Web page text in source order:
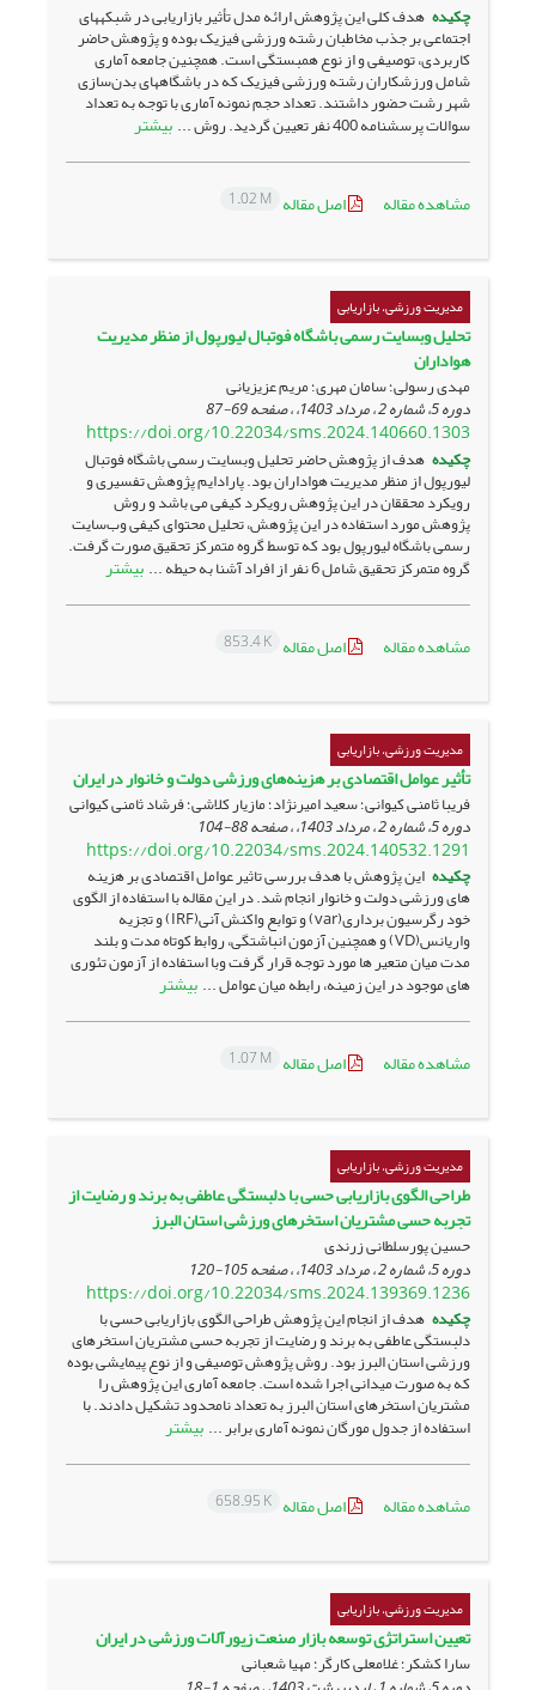
چکیده هدف کلی این پژوهش ارائه مدل تأثیر بازاریابی در شبکه­های
اجتماعی بر جذب مخاطبان رشته ورزشی فیزیک بوده و پژوهش حاضر
کاربردی، توصیفی و از نوع همبستگی است. همچنین جامعه آماری
شامل ورزشکاران رشته ورزشی فیزیک که در باشگاه­های بدن‌سازی
شهر رشت حضور داشتند. تعداد حجم نمونه آماری با توجه به تعداد
سوالات پرسشنامه 400 نفر تعیین گردید. روش ... بیشتر
مشاهده مقاله اصل مقاله 1.02 M
مدیریت ورزشی، بازاریابی
تحلیل وبسایت رسمی باشگاه فوتبال لیورپول از منظر مدیریت
هواداران
مهدی رسولی؛ سامان مهری؛ مریم عزیزیانی
دوره 5، شماره 2 ، مرداد 1403، ، صفحه 69-87
https://doi.org/10.22034/sms.2024.140660.1303
چکیده هدف از پژوهش حاضر تحلیل وبسایت رسمی باشگاه فوتبال
لیورپول از منظر مدیریت هواداران بود. پارادایم پژوهش تفسیری و
رویکرد محققان در این پژوهش رویکرد کیفی می باشد و روش
پژوهش مورد استفاده در این پژوهش، تحلیل محتوای کیفی وب‌سایت
رسمی باشگاه لیورپول بود که توسط گروه متمرکز تحقیق صورت گرفت.
گروه متمرکز تحقیق شامل 6 نفر از افراد آشنا به حیطه ... بیشتر
مشاهده مقاله اصل مقاله 853.4 K
مدیریت ورزشی، بازاریابی
تأثیر عوامل اقتصادی بر هزینه‌های ورزشی دولت و خانوار در ایران
فریبا ثامنی کیوانی؛ سعید امیرنژاد؛ مازیار کلاشی؛ فرشاد ثامنی کیوانی
دوره 5، شماره 2 ، مرداد 1403، ، صفحه 88-104
https://doi.org/10.22034/sms.2024.140532.1291
چکیده این پژوهش با هدف بررسی تاثیر عوامل اقتصادی بر هزینه
های ورزشی دولت و خانوار انجام شد. در این مقاله با استفاده از الگوی
خود رگرسیون برداری(var) و توابع واکنش آنی(IRF) و تجزیه
واریانس(VD) و همچنین آزمون انباشتگی، روابط کوتاه مدت و بلند
مدت میان متعیر ها مورد توجه قرار گرفت وبا استفاده از آزمون تئوری
های موجود در این زمینه، رابطه میان عوامل ... بیشتر
مشاهده مقاله اصل مقاله 1.07 M
مدیریت ورزشی، بازاریابی
طراحی الگوی بازاریابی حسی با دلبستگی عاطفی به برند و رضایت از
تجربه حسی مشتریان استخرهای ورزشی استان البرز
حسین پورسلطانی زرندی
دوره 5، شماره 2 ، مرداد 1403، ، صفحه 105-120
https://doi.org/10.22034/sms.2024.139369.1236
چکیده هدف از انجام این پژوهش طراحی الگوی بازاریابی حسی با
دلبستگی عاطفی به برند و رضایت از تجربه حسی مشتریان استخرهای
ورزشی استان البرز بود. روش پژوهش توصیفی و از نوع پیمایشی بوده
که به صورت میدانی اجرا شده است. جامعه آماری این پژوهش را
مشتریان استخرهای استان البرز به تعداد نامحدود تشکیل دادند. با
استفاده از جدول مورگان نمونه آماری برابر ... بیشتر
مشاهده مقاله اصل مقاله 658.95 K
مدیریت ورزشی، بازاریابی
تعیین استراتژی توسعه بازار صنعت زیورآلات ورزشی در ایران
سارا کشکر؛ غلامعلی کارگر؛ مهیا شعبانی